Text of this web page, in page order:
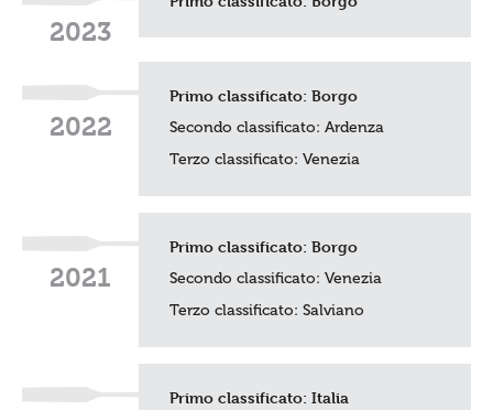
2023
2022
Primo classificato:Borgo
Secondo classificato:Ardenza
Terzo classificato:Venezia
2021
Primo classificato:Borgo
Secondo classificato:Venezia
Terzo classificato:Salviano
Primo classificato: Italia